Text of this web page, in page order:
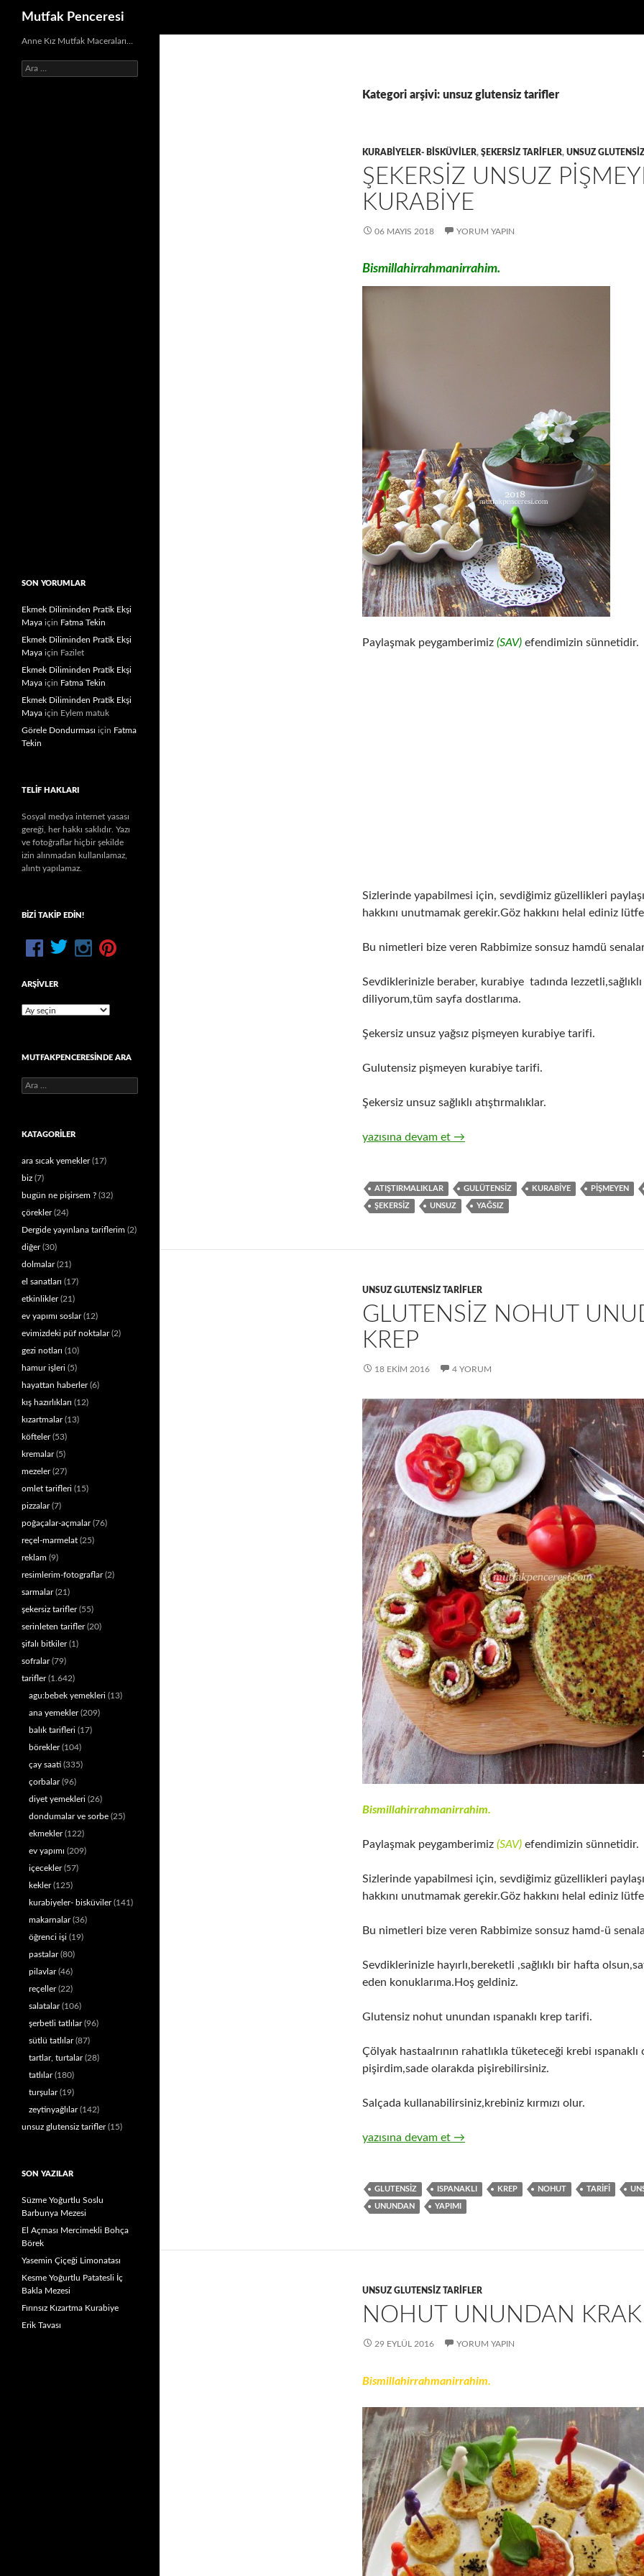
İçeriğe
Mutfak Penceresi
Kategori arşivi: unsuz glutensiz tarifler
KURABIYELER- BISKÜVILER, ŞEKERSIZ TARIFLER, UNSUZ
ŞEKERSIZ UNSUZ
KURABIYE
06 MAYIS 2018 YORUM YAPIN
Bismillahirrahmanirrahim.
Paylaşmak peygamberimiz (SAV) efendimizin sünnetidir.
Sizlerinde yapabilmesi için, sevdiğimiz güzellikleri
hakkını unutmamak gerekir.Göz hakkını helal ediniz
Bu nimetleri bize veren Rabbimize sonsuz hamdü
Sevdiklerinizle beraber, kurabiye tadında
diliyorum,tüm sayfa dostlarıma.
Şekersiz unsuz yağsız pişmeyen kurabiye tarifi.
Gulutensiz pişmeyen kurabiye tarifi.
Şekersiz unsuz sağlıklı atıştırmalıklar.
Şekersiz Unsuz Pişmeyen Kurabiye
yazısına devam et →
ATIŞTIRMALIKLAR GULÜTENSIZ KURABIYE PIŞMEYEN
ŞEKERSIZ UNSUZ YAĞSIZ
UNSUZ GLUTENSIZ TARIFLER
GLUTENSIZ NOHUT
KREP
18 EKIM 2016 4 YORUM
Bismillahirrahmanirrahim.
Paylaşmak peygamberimiz (SAV) efendimizin sünnetidir.
Sizlerinde yapabilmesi için, sevdiğimiz güzellikleri
hakkını unutmamak gerekir.Göz hakkını helal ediniz
Bu nimetleri bize veren Rabbimize sonsuz hamd-ü
Sevdiklerinizle hayırlı,bereketli ,sağlıklı bir hafta
eden konuklarıma.Hoş geldiniz.
Glutensiz nohut unundan ıspanaklı krep tarifi.
Çölyak hastaalrının rahatlıkla tüketeceği krebi ıspanaklı
pişirdim,sade olarakda pişirebilirsiniz.
Salçada kullanabilirsiniz,krebiniz kırmızı olur.
Glutensiz Nohut Unudan Krep
yazısına devam et →
GLUTENSIZ ISPANAKLI KREP NOHUT TARIFI
UNUNDAN YAPIMI
UNSUZ GLUTENSIZ TARIFLER
NOHUT UNUNDAN
29 EYLÜL 2016 YORUM YAPIN
Bismillahirrahmanirrahim.
Anne Kız Mutfak Maceraları…
Arama:
SON YORUMLAR
Ekmek Diliminden Pratik Ekşi
Maya için Fatma Tekin
Ekmek Diliminden Pratik Ekşi
Maya için Fazilet
Ekmek Diliminden Pratik Ekşi
Maya için Fatma Tekin
Ekmek Diliminden Pratik Ekşi
Maya için Eylem matuk
Görele Dondurması için Fatma
Tekin
TELIF HAKLARI
Sosyal medya internet yasası
gereği, her hakkı saklıdır. Yazı
ve fotoğraflar hiçbir şekilde
izin alınmadan kullanılamaz,
alıntı yapılamaz.
BIZI TAKIP EDIN!
ARŞIVLER
Arşivler
MUTFAKPENCERESINDE ARA
Arama:
KATAGORILER
ara sıcak yemekler(17)
biz (7)
bugün ne pişirsem ? (32)
çörekler(24)
Dergide yayınlana tariflerim (2)
diğer(30)
dolmalar(21)
el sanatları (17)
etkinlikler(21)
ev yapımı soslar(12)
evimizdeki püf noktalar(2)
gezi notları (10)
hamur işleri (5)
hayattan haberler(6)
kış hazırlıkları (12)
kızartmalar(13)
köfteler(53)
kremalar(5)
mezeler(27)
omlet tarifleri (15)
pizzalar(7)
poğaçalar-açmalar(76)
reçel-marmelat (25)
reklam (9)
resimlerim-fotograflar(2)
sarmalar(21)
şekersiz tarifler(55)
serinleten tarifler(20)
şifalı bitkiler(1)
sofralar(79)
tarifler(1.642)
agu:bebek yemekleri (13)
ana yemekler(209)
balık tarifleri (17)
börekler(104)
çay saati (335)
çorbalar(96)
diyet yemekleri (26)
dondumalar ve sorbe (25)
ekmekler(122)
ev yapımı (209)
içecekler(57)
kekler(125)
kurabiyeler- bisküviler(141)
makarnalar(36)
öğrenci işi (19)
pastalar(80)
pilavlar(46)
reçeller(22)
salatalar(106)
şerbetli tatlılar(96)
sütlü tatlılar(87)
tartlar, turtalar(28)
tatlılar(180)
turşular(19)
zeytinyağlılar(142)
unsuz glutensiz tarifler(15)
SON YAZILAR
Süzme Yoğurtlu Soslu
Barbunya Mezesi
El Açması Mercimekli Bohça
Börek
Yasemin Çiçeği Limonatası
Kesme Yoğurtlu Patatesli İç
Bakla Mezesi
Fırınsız Kızartma Kurabiye
Erik Tavası